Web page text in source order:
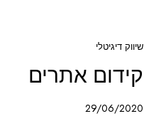
שיווק דיגיטלי
קידום אתרים
29/06/2020